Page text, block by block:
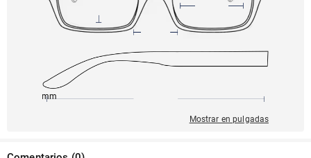
145mm
Mostrar en pulgadas